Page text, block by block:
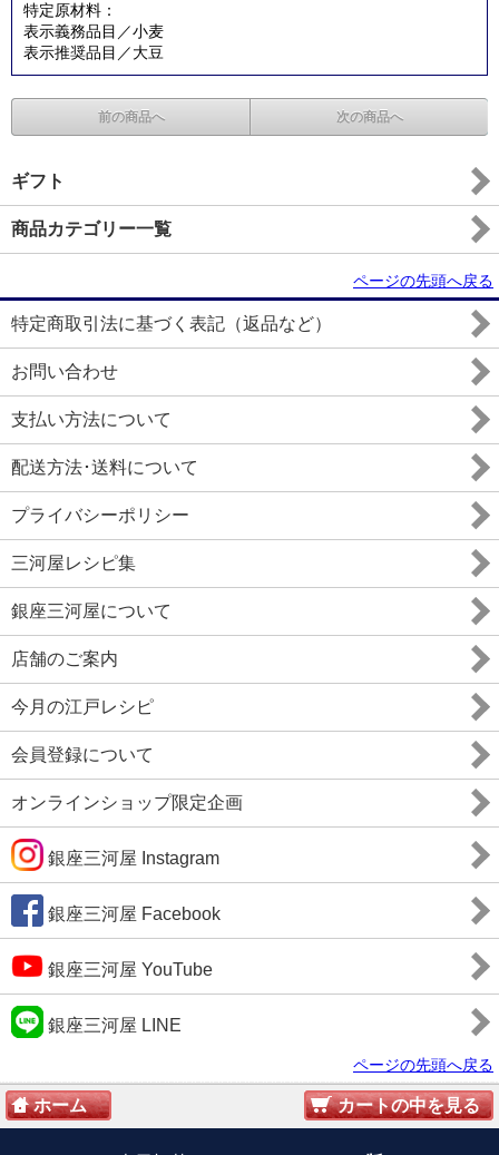
特定原材料：
表示義務品目／小麦
表示推奨品目／大豆
前の商品へ 次の商品へ
ギフト
商品カテゴリー一覧
ページの先頭へ戻る
特定商取引法に基づく表記（返品など）
お問い合わせ
支払い方法について
配送方法･送料について
プライバシーポリシー
三河屋レシピ集
銀座三河屋について
店舗のご案内
今月の江戸レシピ
会員登録について
オンラインショップ限定企画
銀座三河屋 Instagram
銀座三河屋 Facebook
銀座三河屋 YouTube
銀座三河屋 LINE
ページの先頭へ戻る
ホーム カートの中を見る